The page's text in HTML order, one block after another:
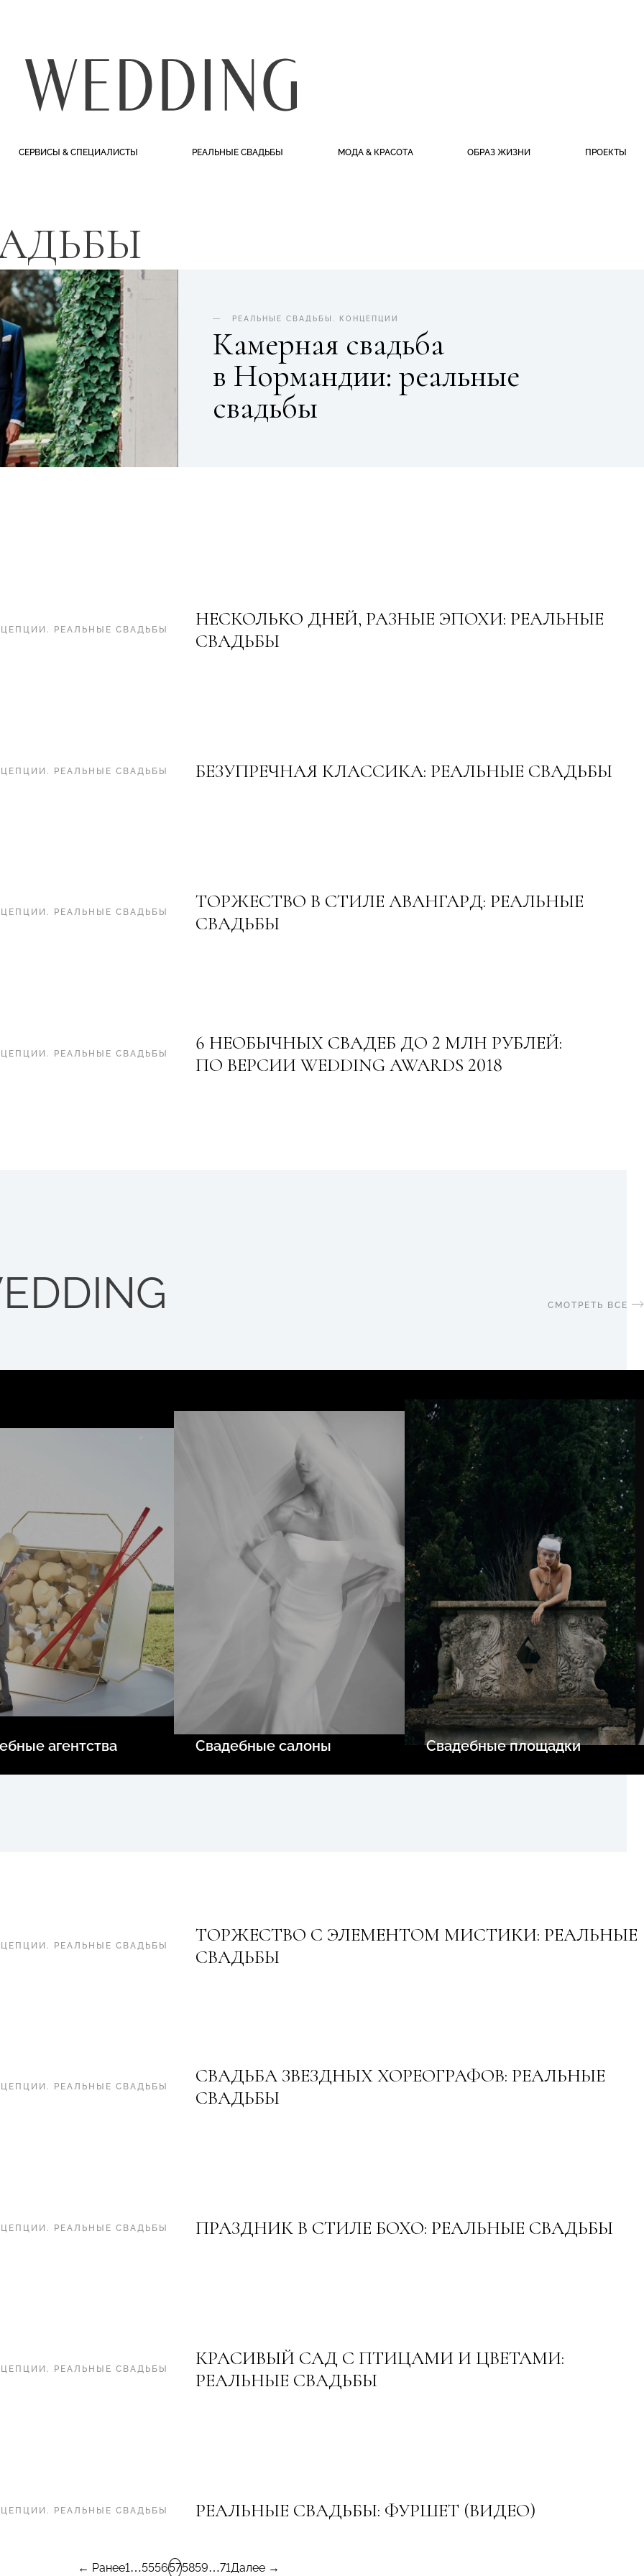
СЕРВИСЫ & СПЕЦИАЛИСТЫ РЕАЛЬНЫЕ СВАДЬБЫ МОДА & КРАСОТА ОБРАЗ ЖИЗНИ ПРОЕКТЫ
РЕАЛЬНЫЕ СВАДЬБЫ КОНЦЕПЦИИ
Камерная свадьба
в Нормандии: реальные
свадьбы
. РЕАЛЬНЫЕ СВАДЬБЫ
НЕСКОЛЬКО ДНЕЙ, РАЗНЫЕ ЭПОХИ: РЕАЛЬНЫЕ
СВАДЬБЫ
. РЕАЛЬНЫЕ СВАДЬБЫ БЕЗУПРЕЧНАЯ КЛАССИКА: РЕАЛЬНЫЕ СВАДЬБЫ
. РЕАЛЬНЫЕ СВАДЬБЫ
ТОРЖЕСТВО В СТИЛЕ АВАНГАРД: РЕАЛЬНЫЕ
СВАДЬБЫ
. РЕАЛЬНЫЕ СВАДЬБЫ
6 НЕОБЫЧНЫХ СВАДЕБ ДО 2 МЛН РУБЛЕЙ:
ПО ВЕРСИИ WEDDING AWARDS 2018
СМОТРЕТЬ ВСЕ
агентства Свадебные салоны Свадебные площадки
. РЕАЛЬНЫЕ СВАДЬБЫ
ТОРЖЕСТВО С ЭЛЕМЕНТОМ МИСТИКИ: РЕАЛЬНЫЕ
СВАДЬБЫ
. РЕАЛЬНЫЕ СВАДЬБЫ
СВАДЬБА ЗВЕЗДНЫХ ХОРЕОГРАФОВ: РЕАЛЬНЫЕ
СВАДЬБЫ
. РЕАЛЬНЫЕ СВАДЬБЫ ПРАЗДНИК В СТИЛЕ БОХО: РЕАЛЬНЫЕ СВАДЬБЫ
. РЕАЛЬНЫЕ СВАДЬБЫ
КРАСИВЫЙ САД С ПТИЦАМИ И ЦВЕТАМИ:
РЕАЛЬНЫЕ СВАДЬБЫ
. РЕАЛЬНЫЕ СВАДЬБЫ РЕАЛЬНЫЕ СВАДЬБЫ: ФУРШЕТ (ВИДЕО)
← Ранее1…5556575859…71Далее →